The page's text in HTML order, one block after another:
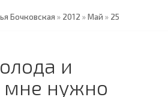
Бочковская » 2012 »Май » 25
и
мне нужно